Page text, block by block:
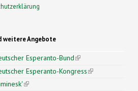
weitere Angebote
Esperanto-Bund(link is
external)
Esperanto-Kongress(link is
(link is external)